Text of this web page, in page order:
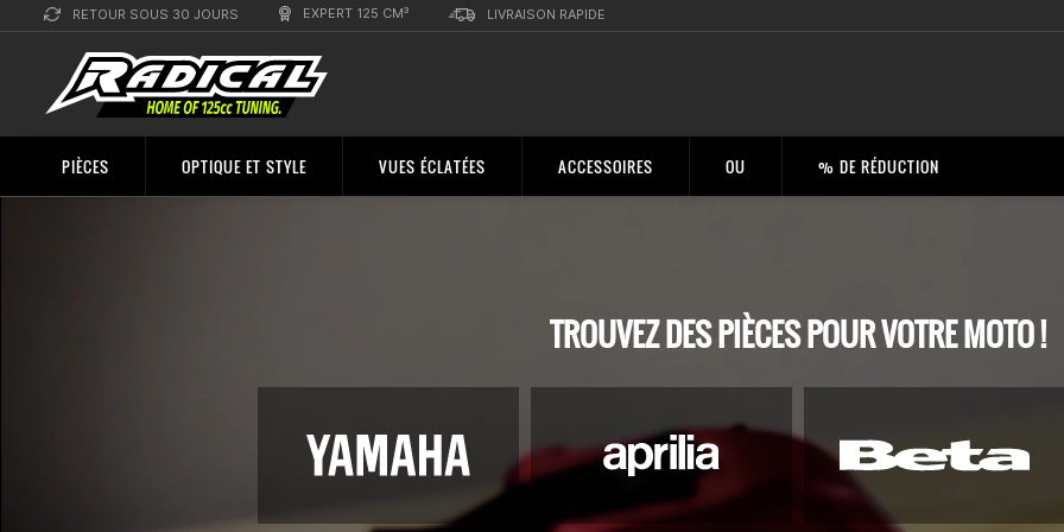
RETOUR SOUS 30 JOURS EXPERT 125 CM³ LIVRAISON RAPIDE
PIÈCES OPTIQUE ET STYLE VUES ÉCLATÉES ACCESSOIRES OU % DE RÉDUCTION
TROUVEZ DES PIÈCES POUR VOTRE MOTO !